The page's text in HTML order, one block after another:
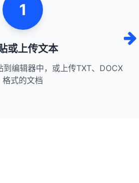
1
或上传文本
到编辑器中，或上传TXT、DOCX
格式的文档